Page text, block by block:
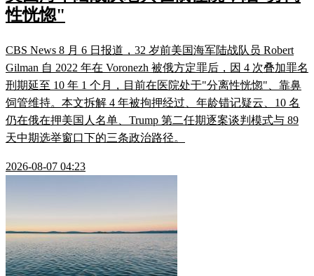
性恍惚"
CBS News 8 月 6 日报道，32 岁前美国海军陆战队员 Robert
Gilman 自 2022 年在 Voronezh 被俄方定罪后，因 4 次叠加罪名
刑期延至 10 年 1 个月，目前在医院处于"分离性恍惚"、靠鼻
饲管维持。本文拆解 4 年被拘押经过、年龄错记疑云、10 名
仍在俄在押美国人名单、Trump 第二任期逐案谈判模式与 89
天中期选举窗口下的三条政治路径。
2026-08-07 04:23